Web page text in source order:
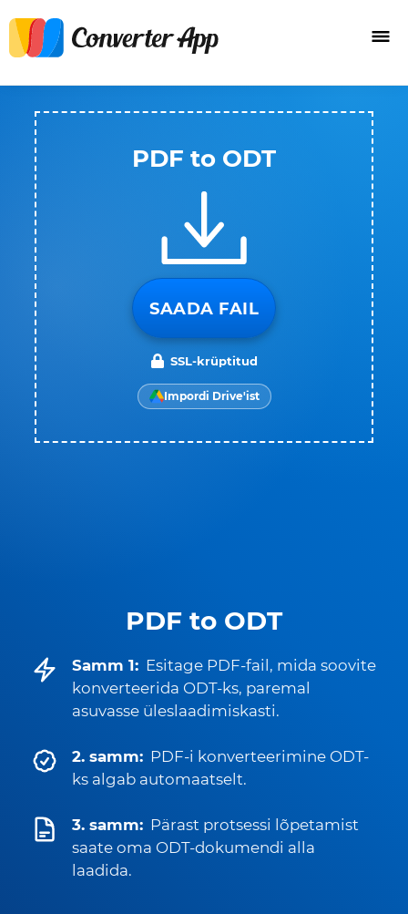
PDF to ODT
Samm 1: Esitage PDF-fail, mida soovite
konverteerida ODT-ks, paremal
asuvasse üleslaadimiskasti.
2. samm: PDF-i konverteerimine ODT-
ks algab automaatselt.
3. samm: Pärast protsessi lõpetamist
saate oma ODT-dokumendi alla
laadida.
PDF to ODT
SAADA FAIL
SSL-krüptitud
Impordi Drive'ist